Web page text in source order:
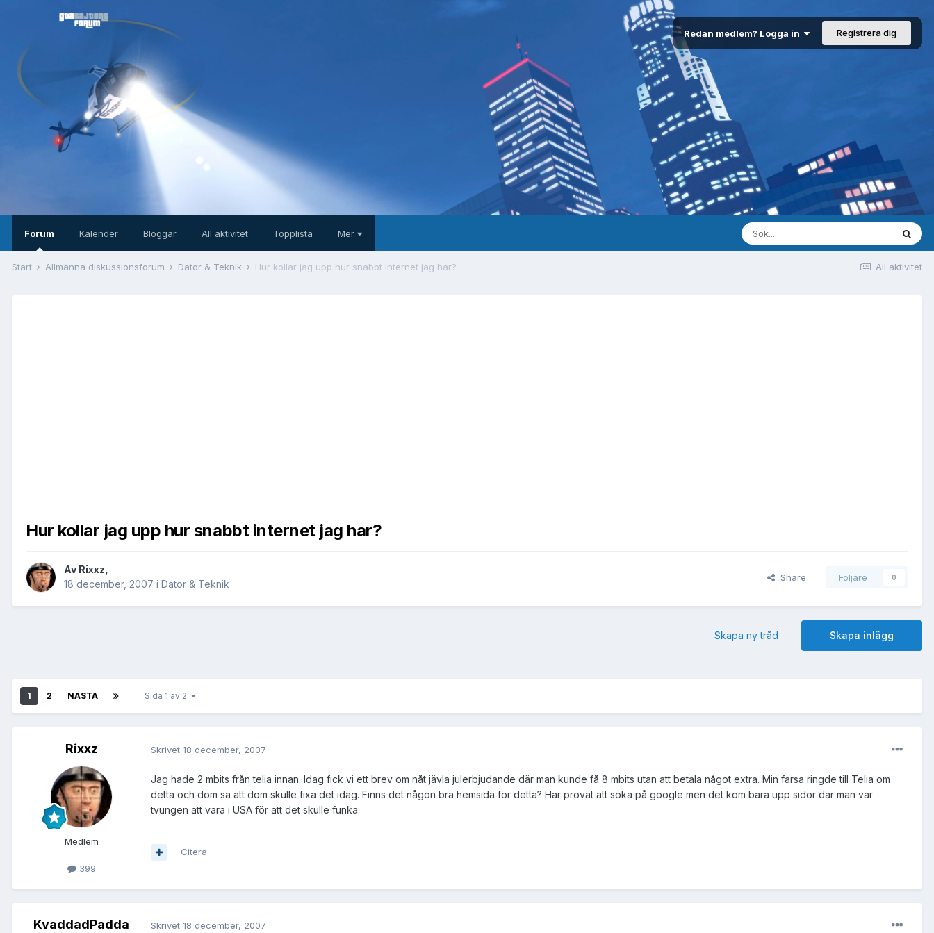
Redan medlem? Logga in Registrera dig
Forum Kalender Bloggar All aktivitet Topplista Mer
All aktivitet
Start Allmänna diskussionsforum Dator & Teknik Hur kollar jag upp hur snabbt internet jag har?
Hur kollar jag upp hur snabbt internet jag har?
Av Rixxz
18 december, 2007 i Dator & Teknik
Share Följare 0
Skapa inlägg
Skapa ny tråd
1 2 NÄSTA Sida 1 av 2
Rixxz
Medlem
399
Skrivet 18 december, 2007
Jag hade 2 mbits från telia innan. Idag fick vi ett brev om nåt jävla julerbjudande där man kunde få 8 mbits utan att betala något extra. Min farsa ringde till Telia om
detta och dom sa att dom skulle fixa det idag. Finns det någon bra hemsida för detta? Har prövat att söka på google men det kom bara upp sidor där man var
tvungen att vara i USA för att det skulle funka.
Citera
KvaddadPadda Skrivet 18 december, 2007